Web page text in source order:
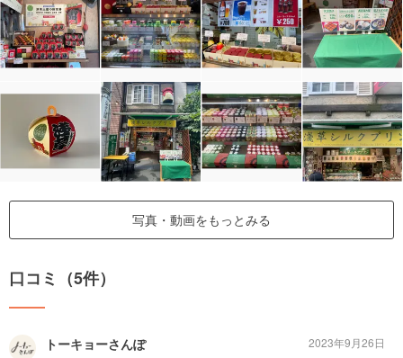
写真・動画をもっとみる
口コミ（5件）
トーキョーさんぽ
2023年9月26日